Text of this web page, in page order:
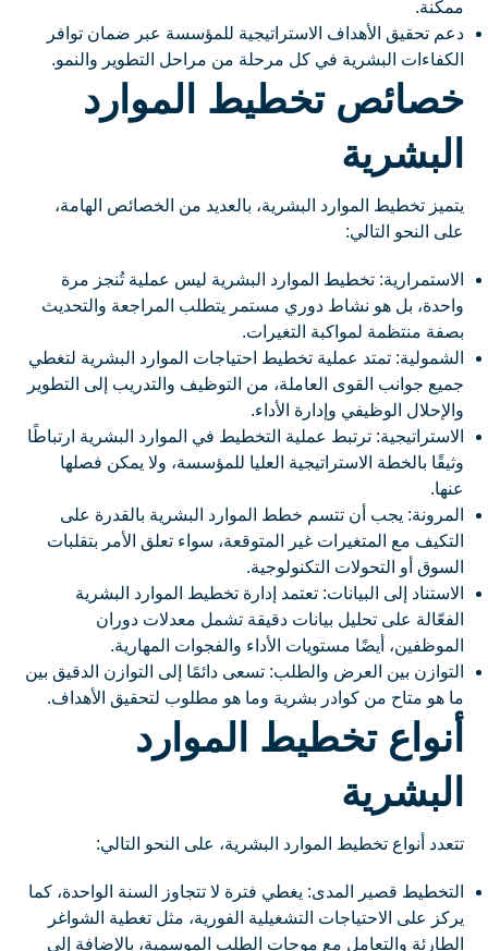
ممكنة.
دعم تحقيق الأهداف الاستراتيجية للمؤسسة عبر ضمان توافر
الكفاءات البشرية في كل مرحلة من مراحل التطوير والنمو.
خصائص تخطيط الموارد
البشرية
يتميز تخطيط الموارد البشرية، بالعديد من الخصائص الهامة،
على النحو التالي:
الاستمرارية: تخطيط الموارد البشرية ليس عملية تُنجز مرة
واحدة، بل هو نشاط دوري مستمر يتطلب المراجعة والتحديث
بصفة منتظمة لمواكبة التغيرات.
الشمولية: تمتد عملية تخطيط احتياجات الموارد البشرية لتغطي
جميع جوانب القوى العاملة، من التوظيف والتدريب إلى التطوير
والإحلال الوظيفي وإدارة الأداء.
الاستراتيجية: ترتبط عملية التخطيط في الموارد البشرية ارتباطًا
وثيقًا بالخطة الاستراتيجية العليا للمؤسسة، ولا يمكن فصلها
عنها.
المرونة: يجب أن تتسم خطط الموارد البشرية بالقدرة على
التكيف مع المتغيرات غير المتوقعة، سواء تعلق الأمر بتقلبات
السوق أو التحولات التكنولوجية.
الاستناد إلى البيانات: تعتمد إدارة تخطيط الموارد البشرية
الفعّالة على تحليل بيانات دقيقة تشمل معدلات دوران
الموظفين، أيضًا مستويات الأداء والفجوات المهارية.
التوازن بين العرض والطلب: تسعى دائمًا إلى التوازن الدقيق بين
ما هو متاح من كوادر بشرية وما هو مطلوب لتحقيق الأهداف.
أنواع تخطيط الموارد
البشرية
تتعدد أنواع تخطيط الموارد البشرية، على النحو التالي:
التخطيط قصير المدى: يغطي فترة لا تتجاوز السنة الواحدة، كما
يركز على الاحتياجات التشغيلية الفورية، مثل تغطية الشواغر
الطارئة والتعامل مع موجات الطلب الموسمية، بالإضافة إلى